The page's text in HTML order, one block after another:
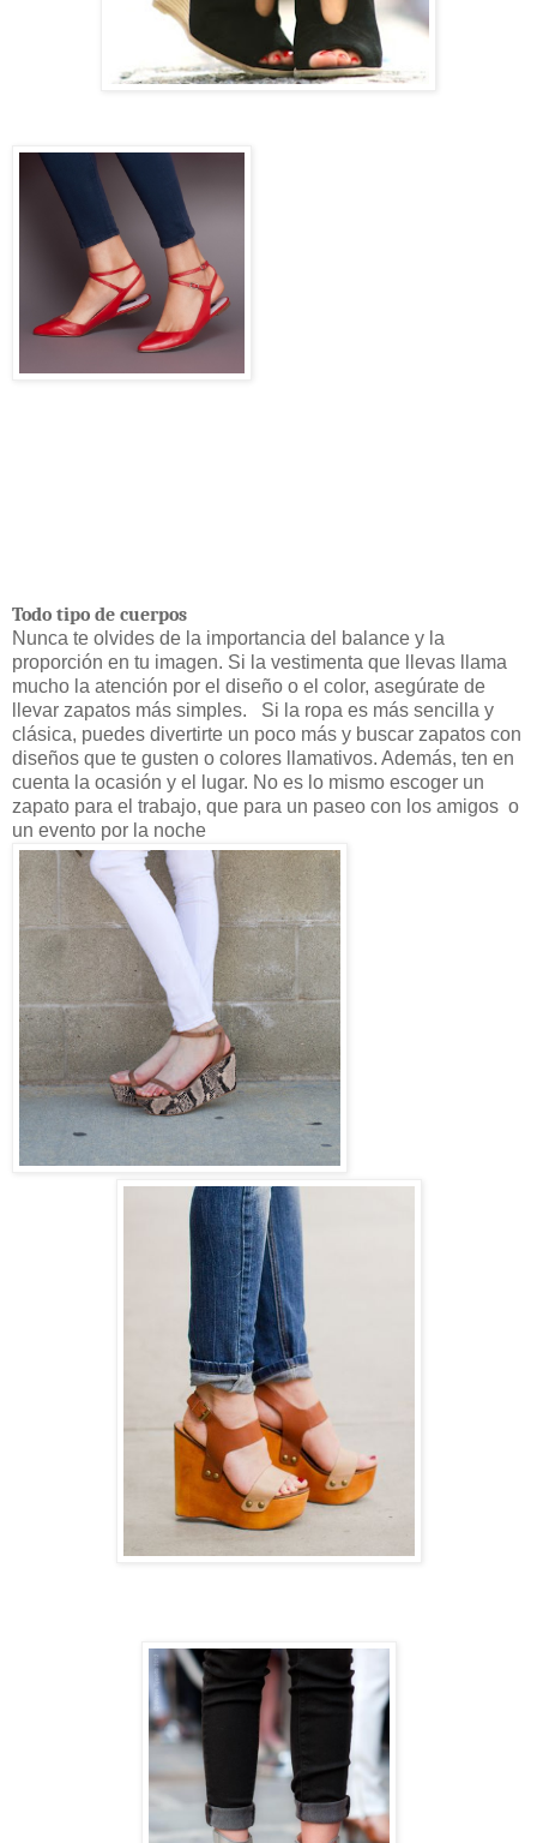
Todo tipo de cuerpos
Nunca te olvides de la importancia del balance y la
proporción en tu imagen. Si la vestimenta que llevas llama
mucho la atención por el diseño o el color, asegúrate de
llevar zapatos más simples.
Si la ropa es más sencilla y
clásica, puedes divertirte un poco más y buscar zapatos con
diseños que te gusten o colores llamativos. Además, ten en
cuenta la ocasión y el lugar. No es lo mismo escoger un
zapato para el trabajo, que para un paseo con los amigos o
un evento por la noche